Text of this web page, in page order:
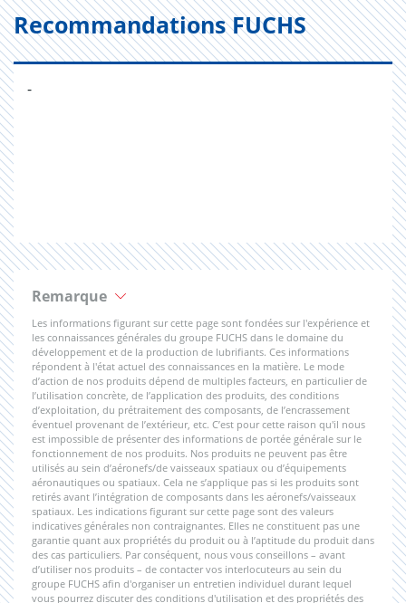
Recommandations FUCHS
-
Remarque
Les informations figurant sur cette page sont fondées sur l'expérience et
les connaissances générales du groupe FUCHS dans le domaine du
développement et de la production de lubrifiants. Ces informations
répondent à l'état actuel des connaissances en la matière. Le mode
d’action de nos produits dépend de multiples facteurs, en particulier de
l’utilisation concrète, de l’application des produits, des conditions
d’exploitation, du prétraitement des composants, de l’encrassement
éventuel provenant de l’extérieur, etc. C’est pour cette raison qu'il nous
est impossible de présenter des informations de portée générale sur le
fonctionnement de nos produits. Nos produits ne peuvent pas être
utilisés au sein d’aéronefs/de vaisseaux spatiaux ou d’équipements
aéronautiques ou spatiaux. Cela ne s’applique pas si les produits sont
retirés avant l’intégration de composants dans les aéronefs/vaisseaux
spatiaux. Les indications figurant sur cette page sont des valeurs
indicatives générales non contraignantes. Elles ne constituent pas une
garantie quant aux propriétés du produit ou à l’aptitude du produit dans
des cas particuliers. Par conséquent, nous vous conseillons – avant
d’utiliser nos produits – de contacter vos interlocuteurs au sein du
groupe FUCHS afin d'organiser un entretien individuel durant lequel
vous pourrez discuter des conditions d'utilisation et des propriétés des